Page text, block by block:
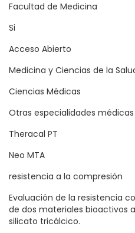
Facultad de Medicina
Si
Acceso Abierto
Medicina y Ciencias de la
Ciencias Médicas
Otras especialidades médicas
Theracal PT
Neo MTA
resistencia a la compresión
Evaluación de la resistencia
de dos materiales bioactivos
silicato tricálcico.